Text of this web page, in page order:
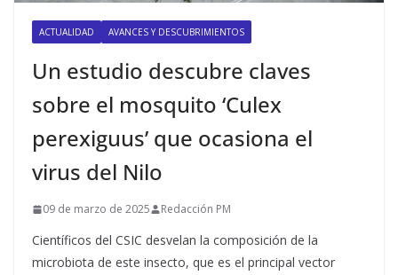
ACTUALIDAD AVANCES Y DESCUBRIMIENTOS
Un estudio descubre claves
sobre el mosquito ‘Culex
perexiguus’ que ocasiona el
virus del Nilo
09 de marzo de 2025 Redacción PM
Científicos del CSIC desvelan la composición de la
microbiota de este insecto, que es el principal vector